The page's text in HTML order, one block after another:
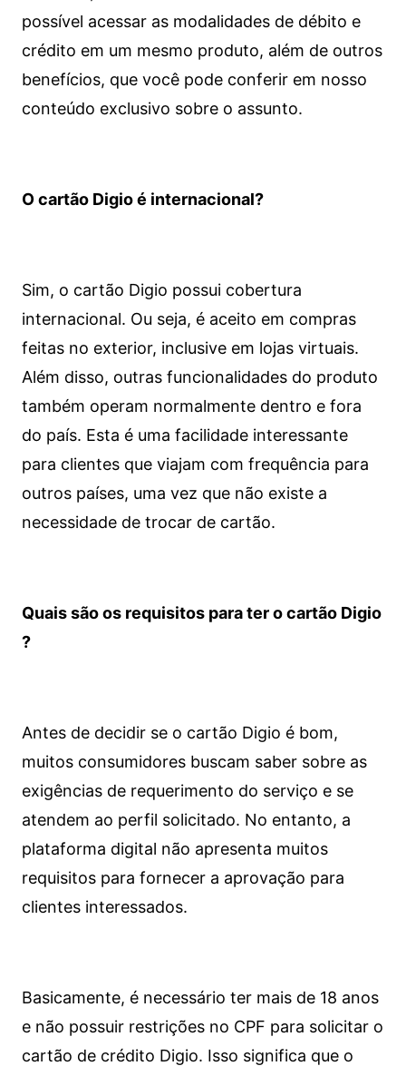
possível acessar as modalidades de débito e
crédito em um mesmo produto, além de outros
benefícios, que você pode conferir em nosso
conteúdo exclusivo sobre o assunto.
O cartão Digio é internacional?
Sim, o cartão Digio possui cobertura
internacional. Ou seja, é aceito em compras
feitas no exterior, inclusive em lojas virtuais.
Além disso, outras funcionalidades do produto
também operam normalmente dentro e fora
do país. Esta é uma facilidade interessante
para clientes que viajam com frequência para
outros países, uma vez que não existe a
necessidade de trocar de cartão.
Quais são os requisitos para ter o cartão Digio
?
Antes de decidir se o cartão Digio é bom,
muitos consumidores buscam saber sobre as
exigências de requerimento do serviço e se
atendem ao perfil solicitado. No entanto, a
plataforma digital não apresenta muitos
requisitos para fornecer a aprovação para
clientes interessados.
Basicamente, é necessário ter mais de 18 anos
e não possuir restrições no CPF para solicitar o
cartão de crédito Digio. Isso significa que o